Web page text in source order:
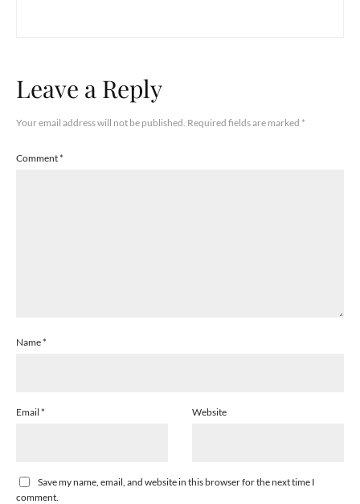
Leave a Reply
Your email address will not be published. Required fields are marked *
Comment*
Name*
Email * Website
Save my name, email, and website in this browser for the next time I
comment.